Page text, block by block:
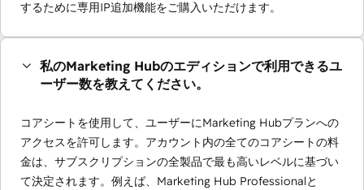
するために専用IP追加機能をご購入いただけます。
私のMarketing Hubのエディションで利用できるユ
ーザー数を教えてください。
コアシートを使用して、ユーザーにMarketing Hubプランへの
アクセスを許可します。アカウント内の全てのコアシートの料
金は、サブスクリプションの全製品で最も高いレベルに基づい
て決定されます。例えば、Marketing Hub Professionalと